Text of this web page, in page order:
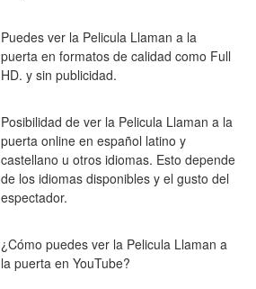
Puedes ver la Pelicula Llaman a la
puerta en formatos de calidad como Full
HD. y sin publicidad.
Posibilidad de ver la Pelicula Llaman a la
puerta online en español latino y
castellano u otros idiomas. Esto depende
de los idiomas disponibles y el gusto del
espectador.
¿Cómo puedes ver la Pelicula Llaman a
la puerta en YouTube?